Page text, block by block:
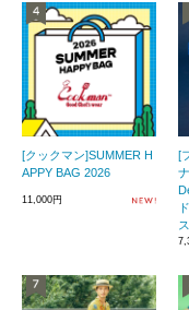
[クックマン]SUMMER H
APPY BAG 2026
11,000円
[